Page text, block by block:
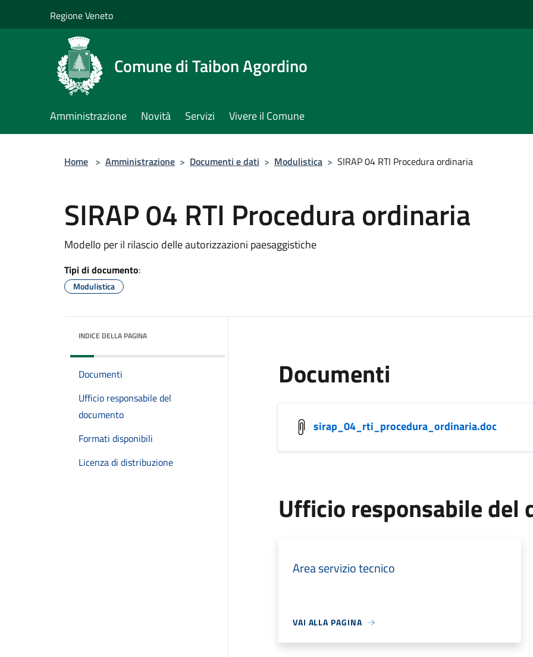
Regione Veneto
Comune di Taibon Agordino
Amministrazione Novità Servizi Vivere il Comune
Home > Amministrazione > Documenti e dati > Modulistica > SIRAP 04 RTI Procedura ordinaria
SIRAP 04 RTI Procedura ordinaria
Modello per il rilascio delle autorizzazioni paesaggistiche
Tipi di documento:
Modulistica
INDICE DELLA PAGINA
Documenti
Ufficio responsabile del
documento
Formati disponibili
Licenza di distribuzione
Documenti
sirap_04_rti_procedura_ordinaria.doc
Ufficio responsabile del
Area servizio tecnico
VAI ALLA PAGINA